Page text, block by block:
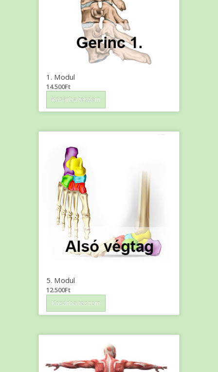
1. Modul
14.500Ft
Kosárba teszem
5. Modul
12.500Ft
Kosárba teszem